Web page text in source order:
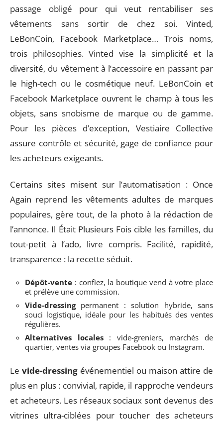
passage obligé pour qui veut rentabiliser ses
vêtements sans sortir de chez soi. Vinted,
LeBonCoin, Facebook Marketplace… Trois noms,
trois philosophies. Vinted vise la simplicité et la
diversité, du vêtement à l’accessoire en passant par
le high-tech ou le cosmétique neuf. LeBonCoin et
Facebook Marketplace ouvrent le champ à tous les
objets, sans snobisme de marque ou de gamme.
Pour les pièces d’exception, Vestiaire Collective
assure contrôle et sécurité, gage de confiance pour
les acheteurs exigeants.
Certains sites misent sur l’automatisation : Once
Again reprend les vêtements adultes de marques
populaires, gère tout, de la photo à la rédaction de
l’annonce. Il Était Plusieurs Fois cible les familles, du
tout-petit à l’ado, livre compris. Facilité, rapidité,
transparence : la recette séduit.
Dépôt-vente : confiez, la boutique vend à votre place
et prélève une commission.
Vide-dressingpermanent : solution hybride, sans
souci logistique, idéale pour les habitués des ventes
régulières.
Alternatives locales: vide-greniers, marchés de
quartier, ventes via groupes Facebook ou Instagram.
Le vide-dressing événementiel ou maison attire de
plus en plus : convivial, rapide, il rapproche vendeurs
et acheteurs. Les réseaux sociaux sont devenus des
vitrines ultra-ciblées pour toucher des acheteurs